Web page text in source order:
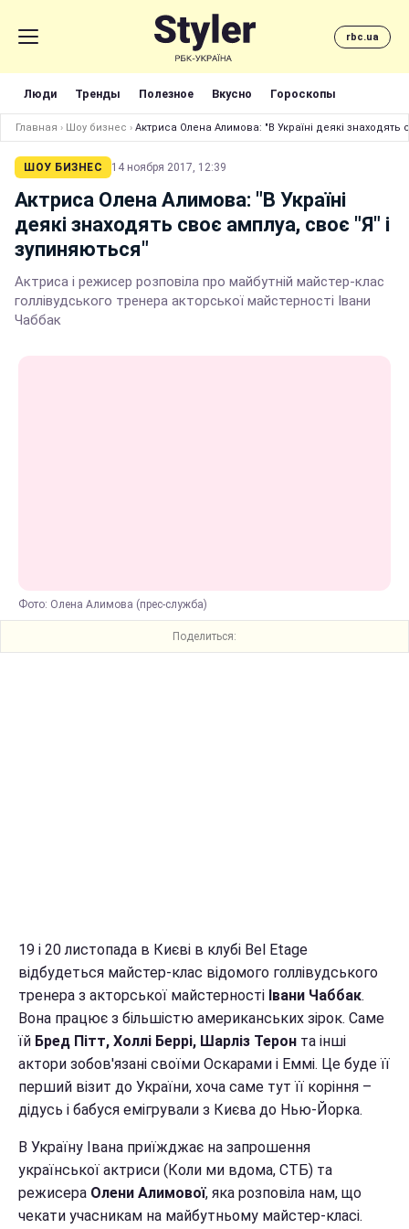
rbc.ua
Люди Тренды Полезное Вкусно Гороскопы
Главная › Шоу бизнес › Актриса Олена Алимова: "В Україні деякі
ШОУ БИЗНЕС 14 ноября 2017, 12:39
Актриса Олена Алимова: "В Україні
деякі знаходять своє амплуа, своє "Я" і
зупиняються"
Актриса і режисер розповіла про майбутній майстер-клас
голлівудського тренера акторської майстерності Івани
Чаббак
Фото: Олена Алимова (прес-служба)
Поделиться:
19 і 20 листопада в Києві в клубі Bel Etage
відбудеться майстер-клас відомого голлівудського
тренера з акторської майстерності Івани Чаббак.
Вона працює з більшістю американських зірок. Саме
їй Бред Пітт, Холлі Беррі, Шарліз Терон та інші
актори зобов'язані своїми Оскарами і Еммі. Це буде її
перший візит до України, хоча саме тут її коріння –
дідусь і бабуся емігрували з Києва до Нью-Йорка.
В Україну Івана приїжджає на запрошення
української актриси (Коли ми вдома, СТБ) та
режисера Олени Алимової, яка розповіла нам, що
чекати учасникам на майбутньому майстер-класі.